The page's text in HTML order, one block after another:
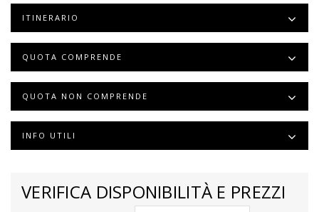
ITINERARIO
QUOTA COMPRENDE
QUOTA NON COMPRENDE
INFO UTILI
VERIFICA DISPONIBILITÀ E PREZZI